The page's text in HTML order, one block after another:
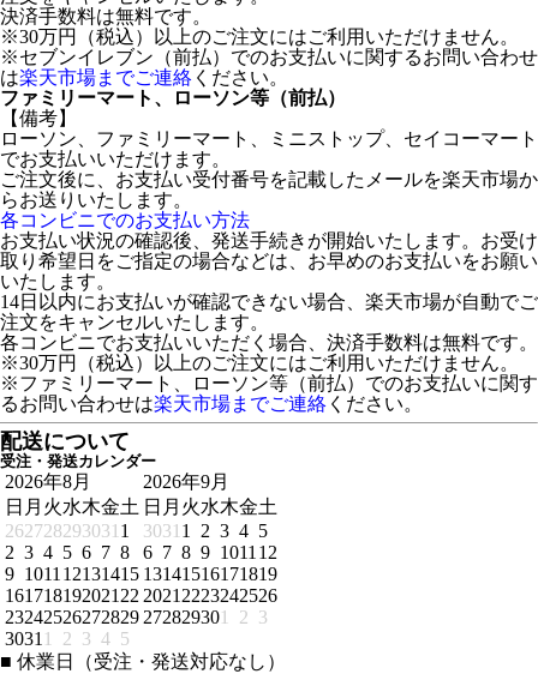
決済手数料は無料です。
※30万円（税込）以上のご注文にはご利用いただけません。
※セブンイレブン（前払）でのお支払いに関するお問い合わせ
は楽天市場までご連絡 ください。
ファミリーマート、ローソン等（前払）
【備考】
ローソン、ファミリーマート、ミニストップ、セイコーマート
でお支払いいただけます。
ご注文後に、お支払い受付番号を記載したメールを楽天市場か
らお送りいたします。
各コンビニでのお支払い方法
お支払い状況の確認後、発送手続きが開始いたします。お受け
取り希望日をご指定の場合などは、お早めのお支払いをお願い
いたします。
14日以内にお支払いが確認できない場合、楽天市場が自動でご
注文をキャンセルいたします。
各コンビニでお支払いいただく場合、決済手数料は無料です。
※30万円（税込）以上のご注文にはご利用いただけません。
※ファミリーマート、ローソン等（前払）でのお支払いに関す
るお問い合わせは楽天市場までご連絡 ください。
配送について
受注・発送カレンダー
2026年8月
日 月 火水木金土
262728293031 1
2 3 4 5 6 7 8
9 1011 12131415
161718192021 22
23242526272829
3031 1 2 3 4 5
2026年9月
日 月 火水木金土
3031 1 2 3 4 5
6 7 8 9 1011 12
13141516171819
2021 2223242526
272829301 2 3
■ 休業日（受注・発送対応なし）